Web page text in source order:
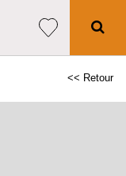
<< Retour